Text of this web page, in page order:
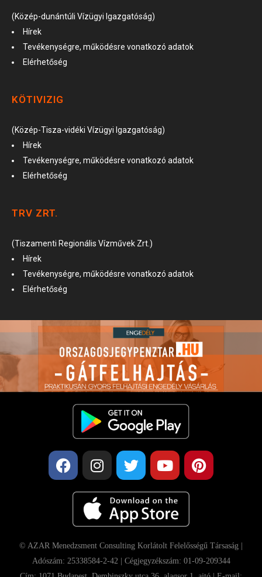
(Közép-dunántúli Vízügyi Igazgatóság)
Hírek
Tevékenységre, működésre vonatkozó adatok
Elérhetőség
KÖTIVIZIG
(Közép-Tisza-vidéki Vízügyi Igazgatóság)
Hírek
Tevékenységre, működésre vonatkozó adatok
Elérhetőség
TRV ZRT.
(Tiszamenti Regionális Vízművek Zrt.)
Hírek
Tevékenységre, működésre vonatkozó adatok
Elérhetőség
© AZAR Menedzsment Consulting Korlátolt Felelősségű Társaság |
Adószám: 25338584-2-42 | Cégjegyzékszám: 01-09-209344